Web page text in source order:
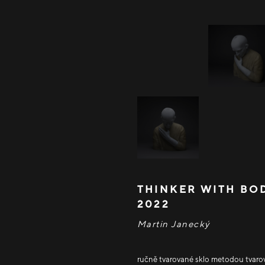
THINKER WITH
2022
Martin Janecký
ručně tvarované sklo metodou